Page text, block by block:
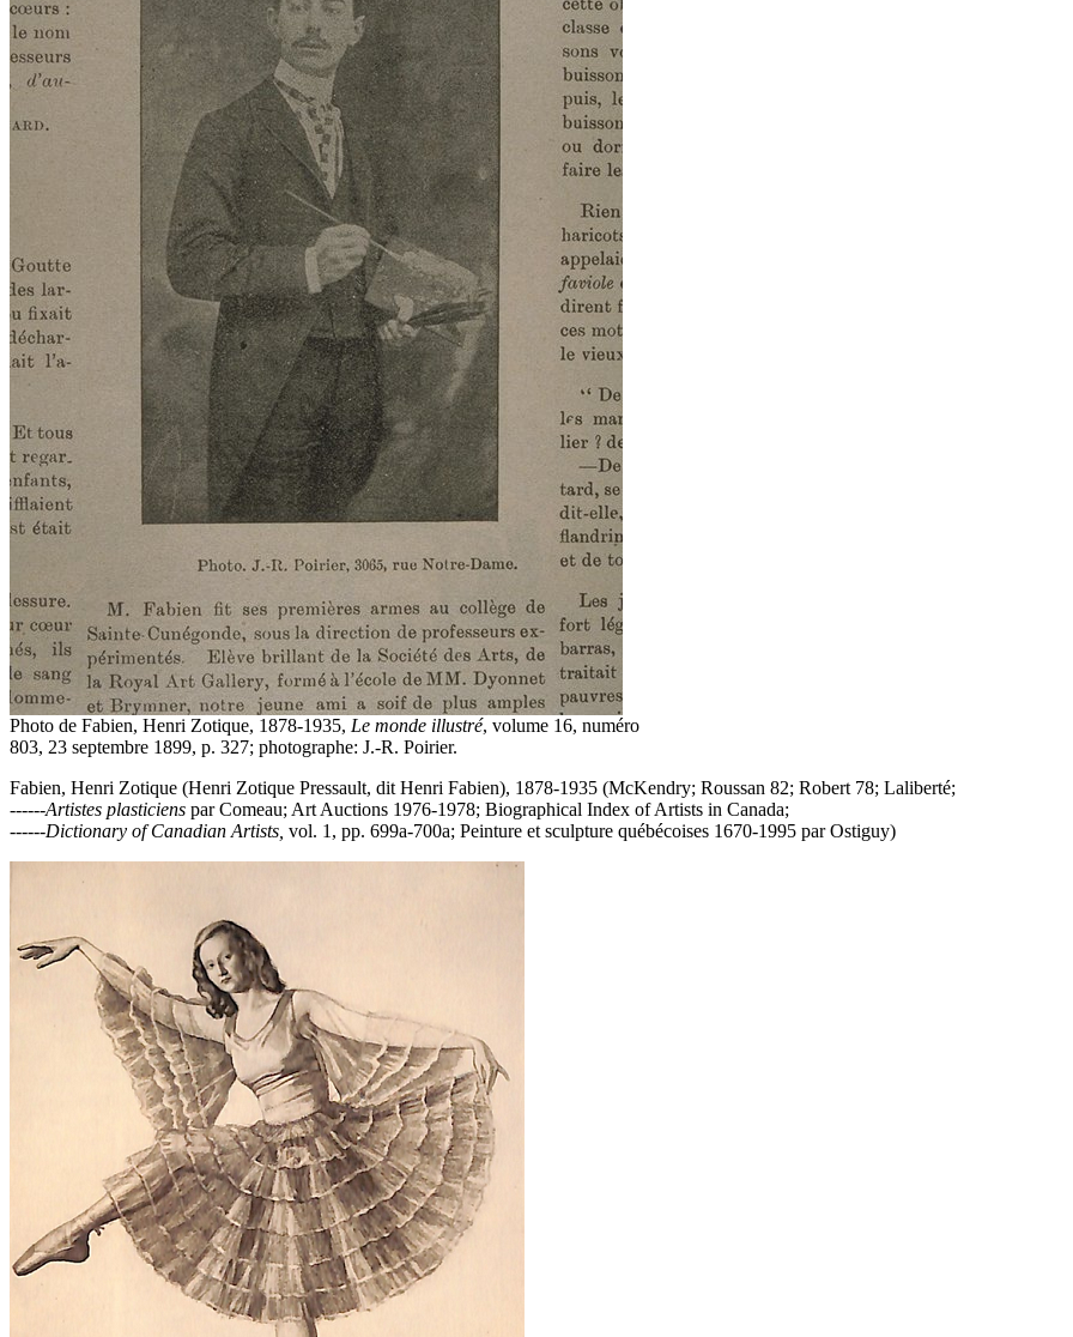
Photo de Fabien, Henri Zotique, 1878-1935, Le monde illustré, volume 16, numéro
803, 23 septembre 1899, p. 327; photographe: J.-R. Poirier.
Fabien, Henri Zotique (Henri Zotique Pressault, dit Henri Fabien), 1878-1935 (McKendry; Roussan 82; Robert 78; Laliberté;
------Artistes plasticiens par Comeau; Art Auctions 1976-1978; Biographical Index of Artists in Canada;
------Dictionary of Canadian Artists, vol. 1, pp. 699a-700a; Peinture et sculpture québécoises 1670-1995 par Ostiguy)